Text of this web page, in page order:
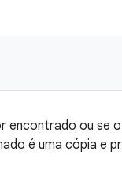
encontrado ou se
é uma cópia e